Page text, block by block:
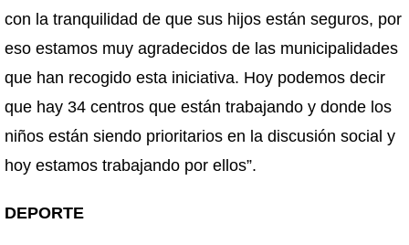
con la tranquilidad de que sus hijos están seguros, por
eso estamos muy agradecidos de las municipalidades
que han recogido esta iniciativa. Hoy podemos decir
que hay 34 centros que están trabajando y donde los
niños están siendo prioritarios en la discusión social y
hoy estamos trabajando por ellos”.
DEPORTE